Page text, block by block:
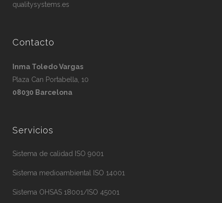
qualitysystems.es
Contacto
Inma Toledo Vargas
Plaza Can Portabella, 10
08030 Barcelona
Servicios
Sistema de calidad ISO 9001
Sistema medioambiental ISO 14001
Sistema OHSAS 18001/ISO 45001